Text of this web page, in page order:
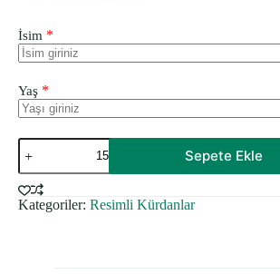
İsim *
Yaş *
Resimli
Cupcake
Kürdanı
-
Mavi
Sepete Ekle
Kategoriler: Resimli Kürdanlar